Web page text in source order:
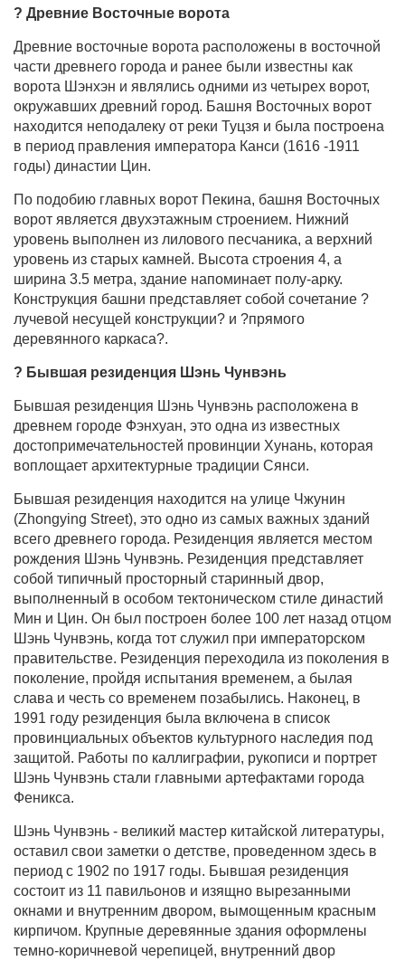
? Древние Восточные ворота
Древние восточные ворота расположены в восточной
части древнего города и ранее были известны как
ворота Шэнхэн и являлись одними из четырех ворот,
окружавших древний город. Башня Восточных ворот
находится неподалеку от реки Туцзя и была построена
в период правления императора Канси (1616 -1911
годы) династии Цин.
По подобию главных ворот Пекина, башня Восточных
ворот является двухэтажным строением. Нижний
уровень выполнен из лилового песчаника, а верхний
уровень из старых камней. Высота строения 4, а
ширина 3.5 метра, здание напоминает полу-арку.
Конструкция башни представляет собой сочетание ?
лучевой несущей конструкции? и ?прямого
деревянного каркаса?.
? Бывшая резиденция Шэнь Чунвэнь
Бывшая резиденция Шэнь Чунвэнь расположена в
древнем городе Фэнхуан, это одна из известных
достопримечательностей провинции Хунань, которая
воплощает архитектурные традиции Сянси.
Бывшая резиденция находится на улице Чжунин
(Zhongying Street), это одно из самых важных зданий
всего древнего города. Резиденция является местом
рождения Шэнь Чунвэнь. Резиденция представляет
собой типичный просторный старинный двор,
выполненный в особом тектоническом стиле династий
Мин и Цин. Он был построен более 100 лет назад отцом
Шэнь Чунвэнь, когда тот служил при императорском
правительстве. Резиденция переходила из поколения в
поколение, пройдя испытания временем, а былая
слава и честь со временем позабылись. Наконец, в
1991 году резиденция была включена в список
провинциальных объектов культурного наследия под
защитой. Работы по каллиграфии, рукописи и портрет
Шэнь Чунвэнь стали главными артефактами города
Феникса.
Шэнь Чунвэнь - великий мастер китайской литературы,
оставил свои заметки о детстве, проведенном здесь в
период с 1902 по 1917 годы. Бывшая резиденция
состоит из 11 павильонов и изящно вырезанными
окнами и внутренним двором, вымощенным красным
кирпичом. Крупные деревянные здания оформлены
темно-коричневой черепицей, внутренний двор